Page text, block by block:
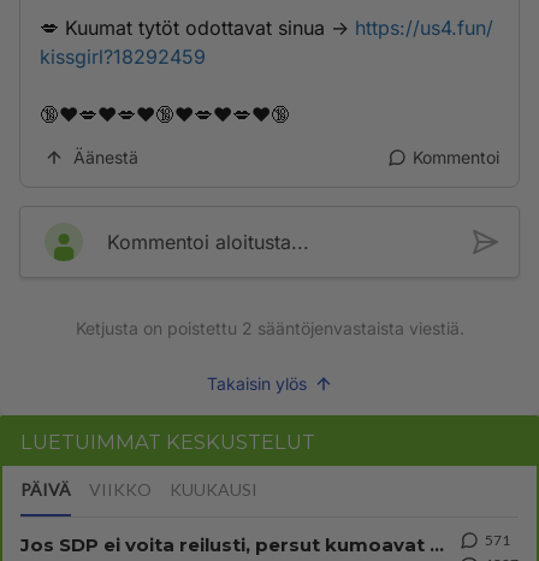
💋 K­­­u­­­u­m­­a­­­t­­ ­­­t­­y­­­t­­­ö­­t­­­ ­­o­­­d­­­o­t­­­t­­a­­v­­­a­­t­­­ ­s­­­i­­n­u­­­a­­ -> https://us4.fun/
kissgirl?18292459
🔞❤️💋❤️💋❤️🔞❤️💋❤️💋❤️🔞
Äänestä Kommentoi
Kommentoi aloitusta...
Ketjusta on poistettu 2 sääntöjenvastaista viestiä.
Takaisin ylös
LUETUIMMAT KESKUSTELUT
PÄIVÄ VIIKKO KUUKAUSI
Jos SDP ei voita reilusti, persut kumoavat demokratian Suomesta
571